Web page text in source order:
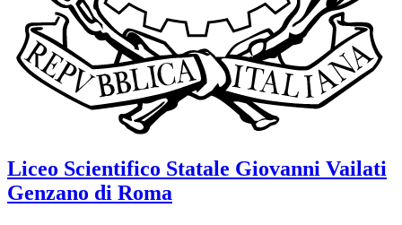
Liceo Scientifico Statale Giovanni Vailati
Genzano di Roma